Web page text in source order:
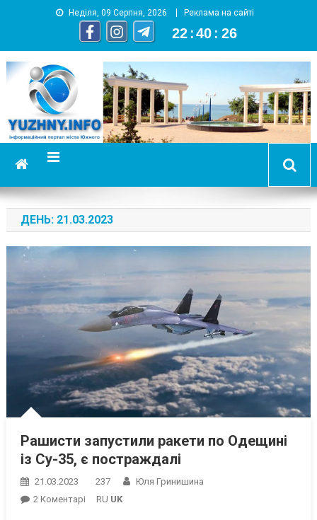
Неділя, 09 Серпня, 2026 Реклама на сайті
22 :40 : 27
YUZHNY.INFO
информационный портал города Южный
ДЕНЬ: 21.03.2023
Рашисти запустили ракети по Одещині
із Су-35, є постраждалі
21.03.2023 237
Юля Гринишина
2 КоментаріДоRU UK